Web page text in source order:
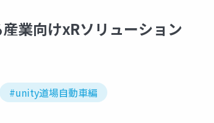
業向けxRソリューション
#unity道場自動車編